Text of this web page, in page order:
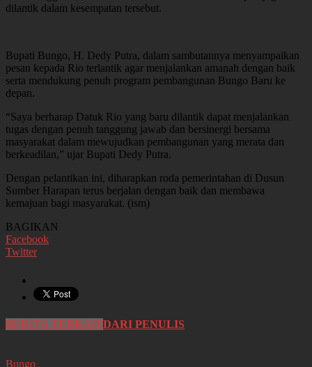
dilantik dalam kesempatan tersebut.
Bupati Bungo, H. Dedy Putra, dalam sambutannya menyampaikan
pesan kepada Rio terlantik agar menjalankan amanah dengan baik
serta mendukung penuh program pembangunan Bungo Baru ke
depan.
“Saya berharap Datuk Rio yang baru dilantik dapat menjalankan
tugas dengan penuh tanggung jawab dan bersinergi bersama
masyarakat dalam mewujudkan pembangunan yang merata dan
berkeadilan,” ujar Bupati Dedy Putra.
Dengan pelantikan ini, diharapkan roda pemerintahan di Dusun
Sumber Harapan terus berjalan dengan baik dan membawa
kemajuan bagi masyarakat. (ism)
BAGIKAN
Facebook
Twitter
BERITA TERKAITDARI PENULIS
Bungo